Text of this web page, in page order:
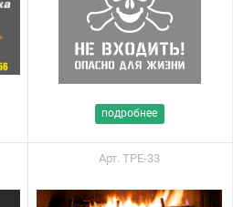
подробнее
Арт. ТРЕ-33